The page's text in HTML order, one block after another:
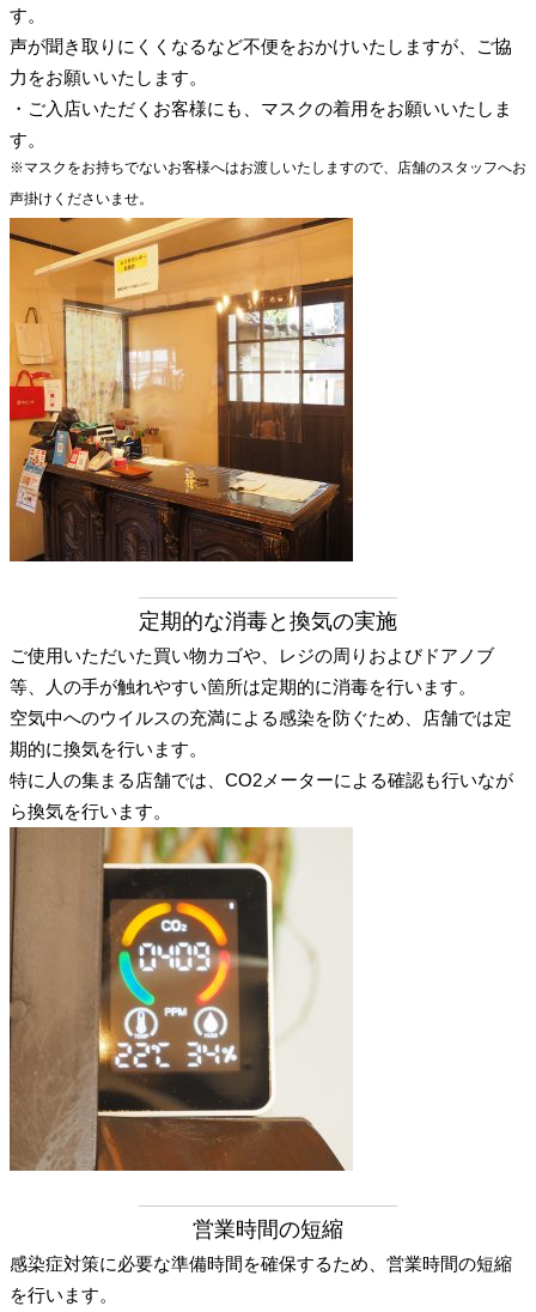
す。
声が聞き取りにくくなるなど不便をおかけいたしますが、ご協
力をお願いいたします。
・ご入店いただくお客様にも、マスクの着用をお願いいたしま
す。
※マスクをお持ちでないお客様へはお渡しいたしますので、店舗のスタッフへお
声掛けくださいませ。
定期的な消毒と換気の実施
ご使用いただいた買い物カゴや、レジの周りおよびドアノブ
等、人の手が触れやすい箇所は定期的に消毒を行います。
空気中へのウイルスの充満による感染を防ぐため、店舗では定
期的に換気を行います。
特に人の集まる店舗では、CO2メーターによる確認も行いなが
ら換気を行います。
営業時間の短縮
感染症対策に必要な準備時間を確保するため、営業時間の短縮
を行います。